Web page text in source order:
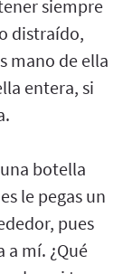
siempre
distraído,
mano de ella
entera, si
botella
le pegas un
pues
a mí. ¿Qué